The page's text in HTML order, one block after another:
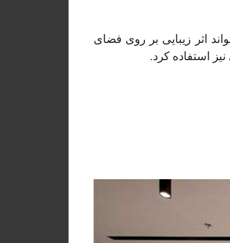
اثر زیبایی بر روی فضای
استفاده کرد.